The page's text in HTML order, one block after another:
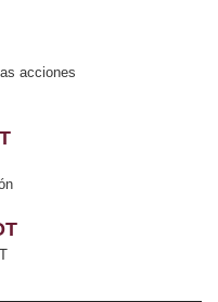
acciones